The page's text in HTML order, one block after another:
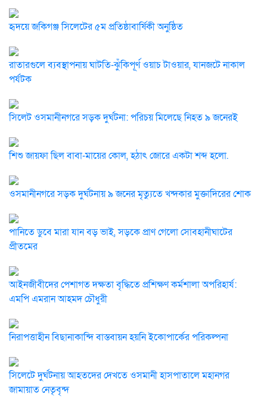
হৃদয়ে জকিগঞ্জ সিলেটের ৫ম প্রতিষ্ঠাবার্ষিকী অনুষ্ঠিত
রাতারগুলে ব্যবস্থাপনায় ঘাটতি-ঝুঁকিপূর্ণ ওয়াচ টাওয়ার, যানজটে নাকাল
পর্যটক
সিলেট ওসমানীনগরে সড়ক দুর্ঘটনা: পরিচয় মিলেছে নিহত ৯ জনেরই
শিশু জায়ফা ছিল বাবা-মায়ের কোল, হঠাৎ জোরে একটা শব্দ হলো.
ওসমানীনগরে সড়ক দুর্ঘটনায় ৯ জনের মৃত্যুতে খন্দকার মুক্তাদিরের শোক
পানিতে ডুবে মারা যান বড় ভাই, সড়কে প্রাণ গেলো সোবহানীঘাটের
প্রীতমের
আইনজীবীদের পেশাগত দক্ষতা বৃদ্ধিতে প্রশিক্ষণ কর্মশালা অপরিহার্য:
এমপি এমরান আহমদ চৌধুরী
নিরাপত্তাহীন বিছানাকান্দি বাস্তবায়ন হয়নি ইকোপার্কের পরিকল্পনা
সিলেটে দুর্ঘটনায় আহতদের দেখতে ওসমানী হাসপাতালে মহানগর
জামায়াত নেতৃবৃন্দ